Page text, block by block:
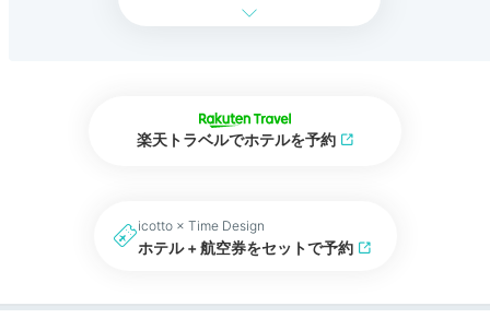
楽天トラベルでホテルを予約
icotto × Time Design
ホテル + 航空券をセットで予約